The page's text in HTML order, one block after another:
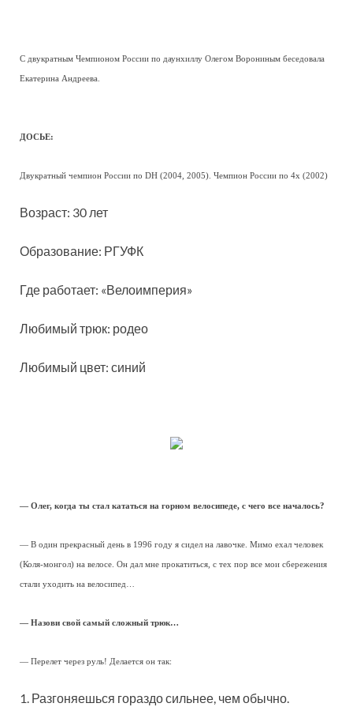
С двукратным Чемпионом России по даунхиллу Олегом Ворониным беседовала
Екатерина Андреева.
ДОСЬЕ:
Двукратный чемпион России по DH (2004, 2005). Чемпион России по 4х (2002)
Возраст: 30 лет
Образование: РГУФК
Где работает: «Велоимперия»
Любимый трюк: родео
Любимый цвет: синий
— Олег, когда ты стал кататься на горном велосипеде, с чего все началось?
— В один прекрасный день в 1996 году я сидел на лавочке. Мимо ехал человек
(Коля-монгол) на велосе. Он дал мне прокатиться, с тех пор все мои сбережения
стали уходить на велосипед…
— Назови свой самый сложный трюк…
— Перелет через руль! Делается он так:
1. Разгоняешься гораздо сильнее, чем обычно.